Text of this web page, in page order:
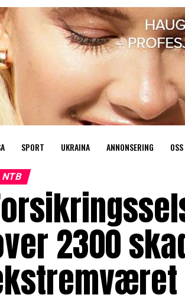
SPORT UKRAINA ANNONSERING
NTB
2300